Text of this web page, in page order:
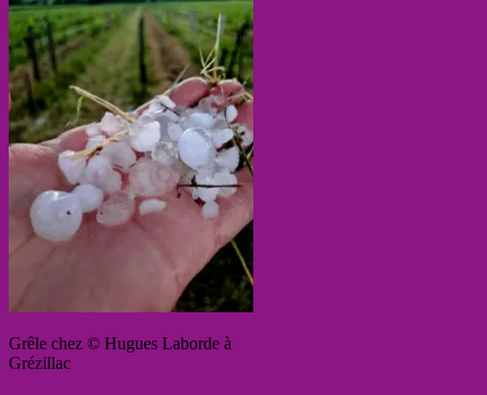
Grêle chez © Hugues Laborde à
Grézillac